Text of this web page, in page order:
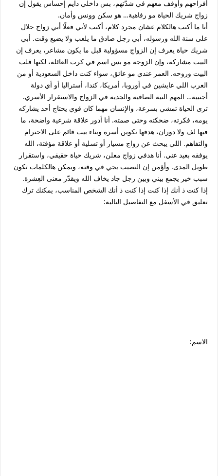
أفراحهم وأوقف معهم في شدّتهم، بس داخلي دايم إحساس يقول إن
زواج شريك الحياة مو رفاهية… هو سكن وونس وأمان.
أنا ما أكتب هالكلام عشان مجرد كلام، أكتب لأني فعلًا أبي زواج حلال
على سنة الله ورسوله، أبي رجل صادق ما يلعب ولا يضيع وقت. أبي
شريك حياة يعرف إن الزواج مسؤولية قبل ما يكون مشاعر، يعرف إن
البيت مشاركة، وإن الزوجة مو بس اسم في كرت العائلة، لكنها قلب
البيت وروحه. العمر عندي مو عائق، سواء كنت داخل السعودية أو من
العرب اللي عايشين في أوروبا، أمريكا، كندا، أستراليا أو أي دولة
أجنبية… المهم النية الصافية والجدية في الزواج والاستقرار الأسري.
ترى الحياة تمشي بسرعة، والإنسان مهما كان قوي يحتاج أحد يشاركه
يومه، فكرته، ضحكته وحتى صمته. أنا أدور علاقة شرعية واضحة، ما
فيها لف ولا دوران، هدفها تكوين أسرة وبناء بيت قائم على الاحترام
والتفاهم. اللي يبحث عن زواج مسيار أو تسلية أو علاقة مؤقتة، الله
يوفقه بعيد عني. أنا هدفي زواج معلن، شريك حياة حقيقي، واستقرار
طويل المدى. وأؤمن إن النصيب يجي في وقته، ويمكن هالكلمات تكون
سبب خير يجمع بيني وبين رجل جاد يخاف الله ويقدّر معنى العِشرة.
إذا كنت ذ أنك إذا كنت إذا كنت ذ أنك الشخص المناسب، يمكنك ترك
تعليق في الأسفل مع التفاصيل التالية:
الاسم: